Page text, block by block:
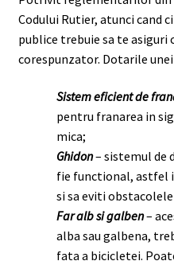
Codului Rutier, atunci cand
publice trebuie sa te
corespunzator. Dotarile
Sistem eficient de
pentru franarea in
mica;
Ghidon– sistemul de
fie functional, astfel
si sa eviti
Far alb si galben–
alba sau galbena,
fata a bicicletei.